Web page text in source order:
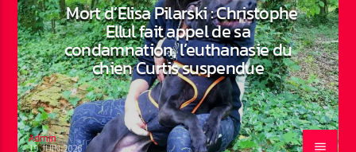
Mort d’Elisa Pilarski : Christophe
Ellul fait appel de sa
condamnation, l’euthanasie du
chien Curtis suspendue
Admin
19 JUIN 2026